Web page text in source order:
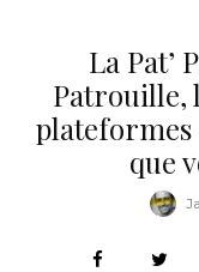
La Pat’
Patrouille,
plateformes
que